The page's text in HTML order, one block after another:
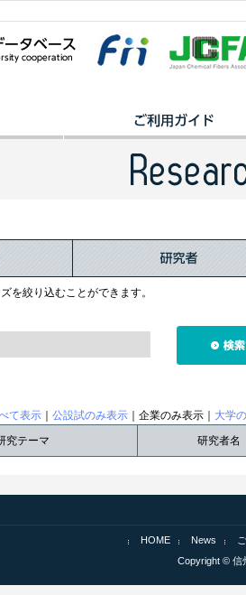
を絞り込むことができます。
て表示 公設試のみ表示 ｜企業のみ表示｜ 大学
究テーマ 研究者名
HOME News
Copyright © 信